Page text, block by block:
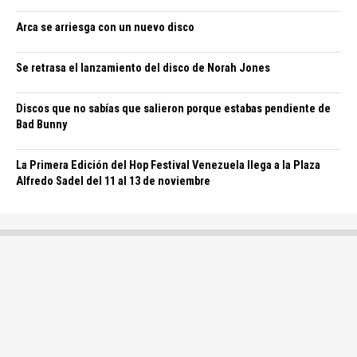
Arca se arriesga con un nuevo disco
Se retrasa el lanzamiento del disco de Norah Jones
Discos que no sabías que salieron porque estabas pendiente de
Bad Bunny
La Primera Edición del Hop Festival Venezuela llega a la Plaza
Alfredo Sadel del 11 al 13 de noviembre